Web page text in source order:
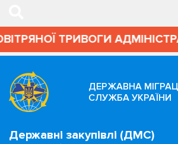
ТРИВОГИ
ДЕРЖАВНА
СЛУЖБА УКРАЇНИ
Державні закупівлі (ДМС)